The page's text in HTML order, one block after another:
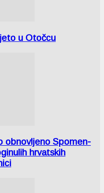
u Otočcu
obnovljeno Spomen-
hrvatskih